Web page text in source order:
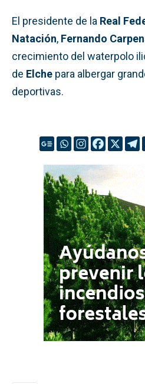
El presidente de la Real
Natación, Fernando
crecimiento del waterpolo
de Elche para albergar
deportivas.